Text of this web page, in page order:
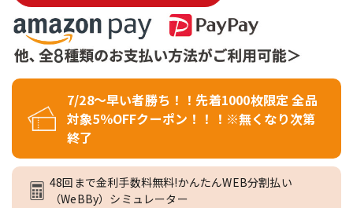
7/28～早い者勝ち！！先着1000枚限定 全品
対象5％OFFクーポン！！！※無くなり次第
終了
48回まで金利手数料無料!かんたんWEB分割払い
（WeBBy）シミュレーター